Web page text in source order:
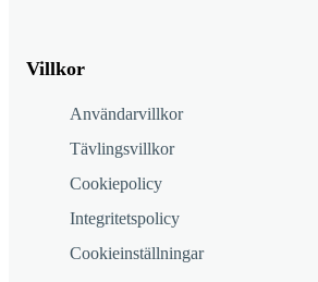
Villkor
Användarvillkor
Tävlingsvillkor
Cookiepolicy
Integritetspolicy
Cookieinställningar